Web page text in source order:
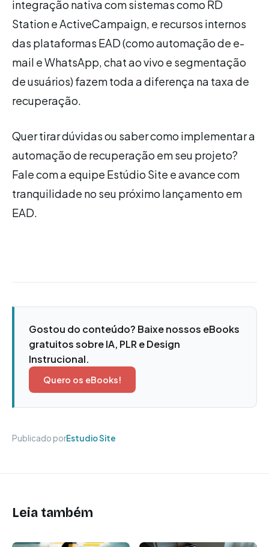
integração nativa com sistemas como RD
Station e ActiveCampaign, e recursos internos
das plataformas EAD (como automação de e-
mail e WhatsApp, chat ao vivo e segmentação
de usuários) fazem toda a diferença na taxa de
recuperação.
Quer tirar dúvidas ou saber como implementar a
automação de recuperação em seu projeto?
Fale com a equipe Estúdio Site e avance com
tranquilidade no seu próximo lançamento em
EAD.
Gostou do conteúdo? Baixe nossos eBooks
gratuitos sobre IA, PLR e Design
Instrucional.
Quero os eBooks!
Publicado porEstudio Site
Leia também